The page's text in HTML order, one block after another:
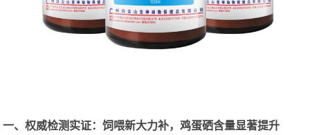
一、权威检测实证：饲喂新大力补，鸡蛋硒含量显著提升